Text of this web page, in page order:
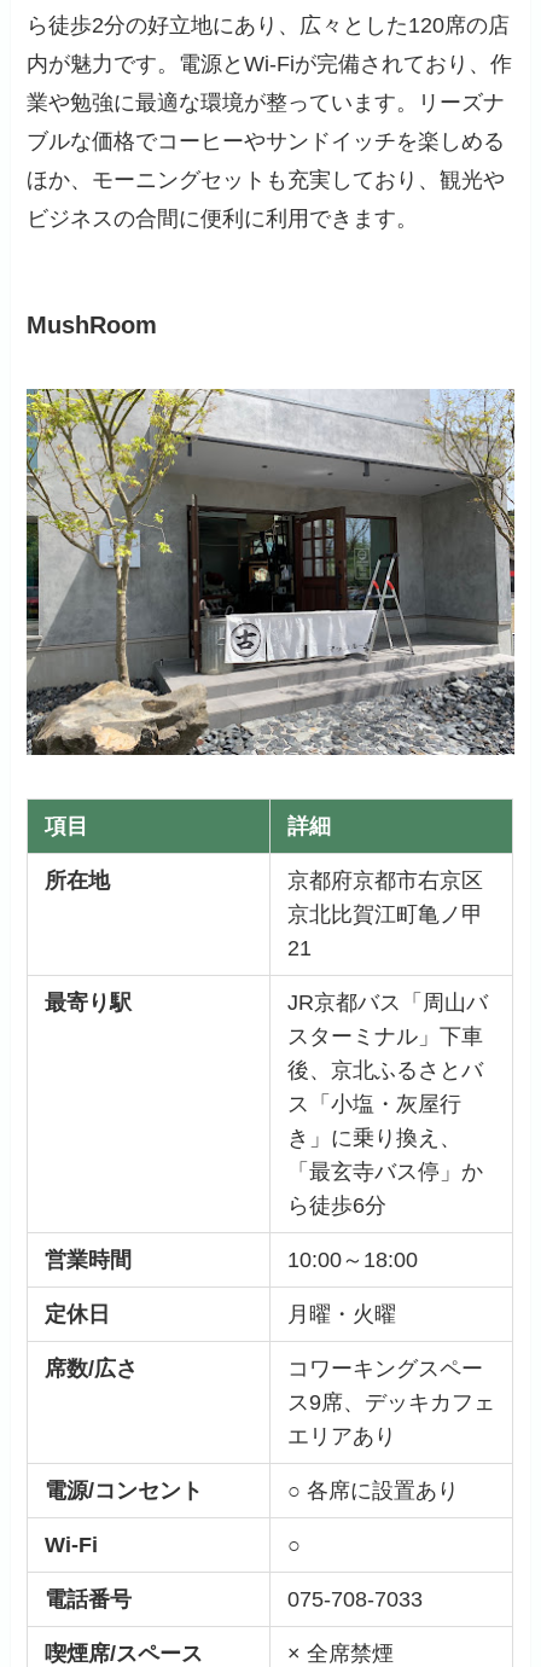
ら徒歩2分の好立地にあり、広々とした120席の店
内が魅力です。電源とWi-Fiが完備されており、作
業や勉強に最適な環境が整っています。リーズナ
ブルな価格でコーヒーやサンドイッチを楽しめる
ほか、モーニングセットも充実しており、観光や
ビジネスの合間に便利に利用できます。
MushRoom
項目 詳細
所在地
京都府京都市右京区
京北比賀江町亀ノ甲
21
最寄り駅
JR京都バス「周山バ
スターミナル」下車
後、京北ふるさとバ
ス「小塩・灰屋行
き」に乗り換え、
「最玄寺バス停」か
ら徒歩6分
営業時間 10:00～18:00
定休日 月曜・火曜
席数/広さ
コワーキングスペー
ス9席、デッキカフェ
エリアあり
電源/コンセント ○ 各席に設置あり
Wi-Fi ○
電話番号 075-708-7033
喫煙席/スペース × 全席禁煙